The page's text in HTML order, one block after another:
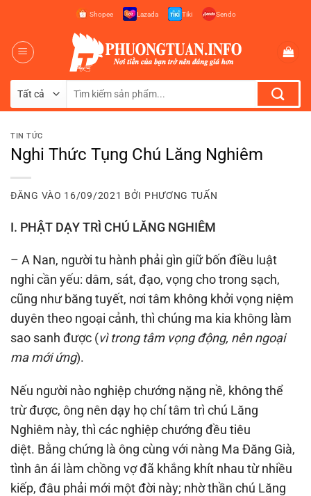
nội
dung
Shopee Lazada Tiki Sendo
Tìm
TIN TỨC
Nghi Thức Tụng Chú Lăng Nghiêm
ĐĂNG VÀO 16/09/2021 BỞI PHƯƠNG TUẤN
I. PHẬT DẠY TRÌ CHÚ LĂNG NGHIÊM
– A Nan, người tu hành phải gìn giữ bốn điều luật
nghi cần yếu: dâm, sát, đạo, vọng cho trong sạch,
cũng như băng tuyết, nơi tâm không khởi vọng niệm
duyên theo ngoại cảnh, thì chúng ma kia không làm
sao sanh được (vì trong tâm vọng động, nên ngoại
ma mới ứng).
Nếu người nào nghiệp chướng nặng nề, không thể
trừ được, ông nên dạy họ chí tâm trì chú Lăng
Nghiêm này, thì các nghiệp chướng đều tiêu
diệt. Bằng chứng là ông cùng với nàng Ma Ðăng Già,
tình ân ái làm chồng vợ đã khắng khít nhau từ nhiều
kiếp, đâu phải mới một đời này; nhờ thần chú Lăng